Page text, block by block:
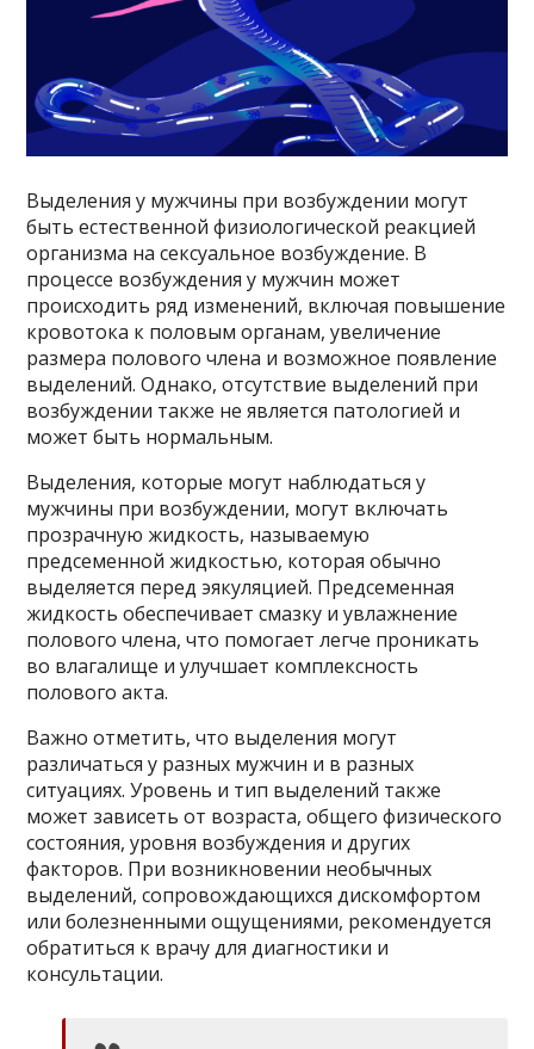
Выделения у мужчины при возбуждении могут
быть естественной физиологической реакцией
организма на сексуальное возбуждение. В
процессе возбуждения у мужчин может
происходить ряд изменений, включая повышение
кровотока к половым органам, увеличение
размера полового члена и возможное появление
выделений. Однако, отсутствие выделений при
возбуждении также не является патологией и
может быть нормальным.
Выделения, которые могут наблюдаться у
мужчины при возбуждении, могут включать
прозрачную жидкость, называемую
предсеменной жидкостью, которая обычно
выделяется перед эякуляцией. Предсеменная
жидкость обеспечивает смазку и увлажнение
полового члена, что помогает легче проникать
во влагалище и улучшает комплексность
полового акта.
Важно отметить, что выделения могут
различаться у разных мужчин и в разных
ситуациях. Уровень и тип выделений также
может зависеть от возраста, общего физического
состояния, уровня возбуждения и других
факторов. При возникновении необычных
выделений, сопровождающихся дискомфортом
или болезненными ощущениями, рекомендуется
обратиться к врачу для диагностики и
консультации.